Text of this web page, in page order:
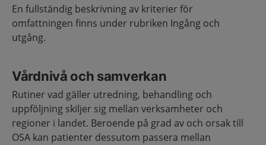
En fullständig beskrivning av kriterier för
omfattningen finns under rubriken Ingång och
utgång.
Vårdnivå och samverkan
Rutiner vad gäller utredning, behandling och
uppföljning skiljer sig mellan verksamheter och
regioner i landet. Beroende på grad av och orsak till
OSA kan patienter dessutom passera mellan